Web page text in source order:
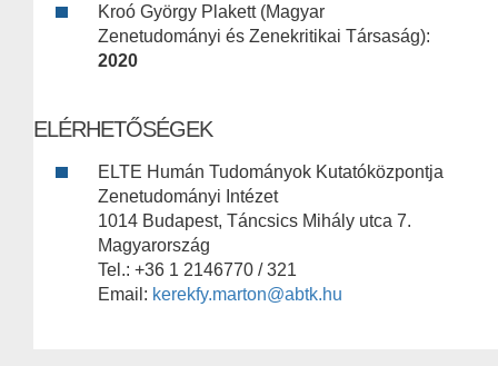
Kroó György Plakett (Magyar
Zenetudományi és Zenekritikai Társaság):
2020
ELÉRHETŐSÉGEK
ELTE Humán Tudományok Kutatóközpontja
Zenetudományi Intézet
1014 Budapest, Táncsics Mihály utca 7.
Magyarország
Tel.: +36 1 2146770 / 321
Email: kerekfy.marton@abtk.hu